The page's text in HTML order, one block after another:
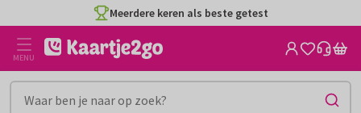
naar
inhoud
Meerdere keren als beste getest
MENU